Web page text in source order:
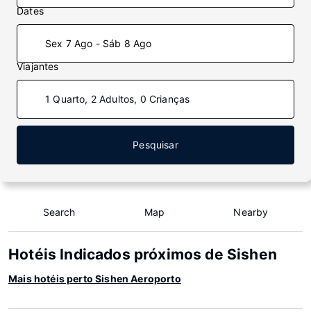
Dates
Sex 7 Ago - Sáb 8 Ago
Viajantes
1 Quarto, 2 Adultos, 0 Crianças
Pesquisar
Search Map Nearby
Hotéis Indicados próximos de Sishen
Mais hotéis perto Sishen Aeroporto